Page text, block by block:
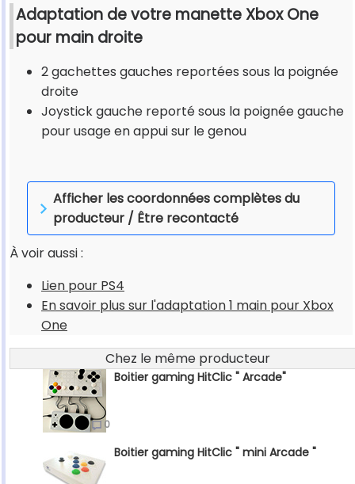
Adaptation de votre manette Xbox One
pour main droite
2 gachettes gauches reportées sous la poignée
droite
Joystick gauche reporté sous la poignée gauche
pour usage en appui sur le genou
Afficher les coordonnées complètes du
producteur / Être recontacté
À voir aussi :
Lien pour PS4
En savoir plus sur l'adaptation 1 main pour Xbox
One
Chez le même producteur
Boitier gaming HitClic " Arcade"
0
Boitier gaming HitClic " mini Arcade "